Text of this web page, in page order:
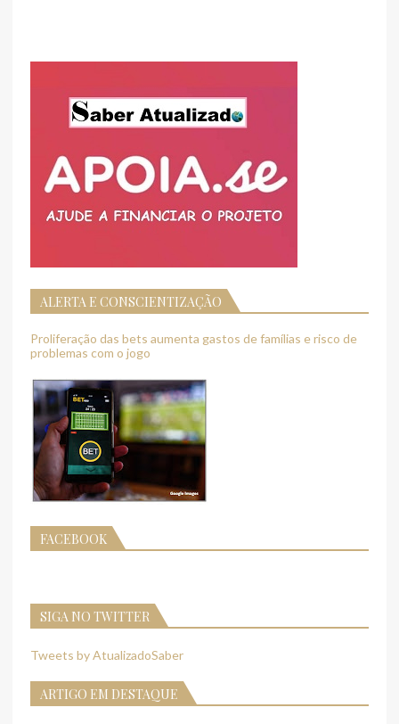
ALERTA E CONSCIENTIZAÇÃO
Proliferação das bets aumenta gastos de famílias e risco de
problemas com o jogo
FACEBOOK
SIGA NO TWITTER
Tweets by AtualizadoSaber
ARTIGO EM DESTAQUE